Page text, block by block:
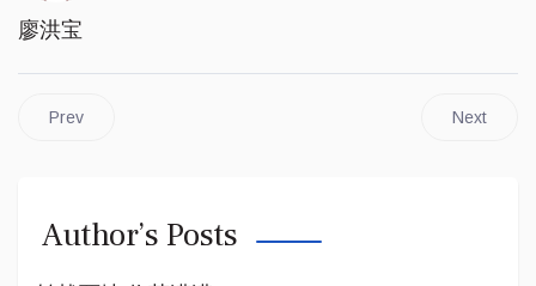
廖洪宝
Prev Next
Author’s Posts